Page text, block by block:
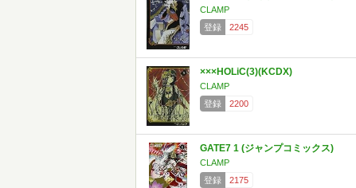
CLAMP
登録
2245
×××HOLiC(3)(KCDX)
CLAMP
登録
2200
GATE7 1 (ジャンプコミックス)
CLAMP
登録
2175